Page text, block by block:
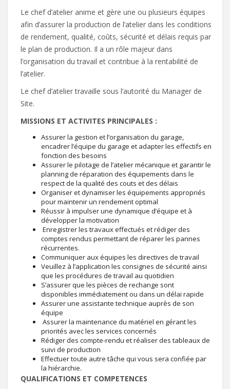
Le chef d’atelier anime et gère une ou plusieurs équipes
afin d’assurer la production de l’atelier dans les conditions
de rendement, qualité, coûts, sécurité et délais requis par
le plan de production. Il a un rôle majeur dans
l’organisation du travail et contribue à la rentabilité de
l’atelier.
Le chef d’atelier travaille sous l’autorité du Manager de
Site.
MISSIONS ET ACTIVITES PRINCIPALES :
Assurer la gestion et l’organisation du garage,
encadrer l’équipe du garage et adapter les effectifs en
fonction des besoins
Assurer le pilotage de l’atelier mécanique et garantir le
planning de réparation des équipements dans le
respect de la qualité des couts et des délais
Organiser et dynamiser les équipements appropriés
pour maintenir un rendement optimal
Réussir à impulser une dynamique d’équipe et à
développer la motivation
Enregistrer les travaux effectués et rédiger des
comptes rendus permettant de réparer les pannes
récurrentes.
Communiquer aux équipes les directives de travail
Veuillez à l’application les consignes de sécurité ainsi
que les procédures de travail au quotidien
S’assurer que les pièces de rechange sont
disponibles immédiatement ou dans un délai rapide
Assurer une assistante technique auprès de son
équipe
Assurer la maintenance du matériel en gérant les
priorités avec les services concernés
Rédiger des compte-rendu et réaliser des tableaux de
suivi de production
Effectuer toute autre tâche qui vous sera confiée par
la hiérarchie.
QUALIFICATIONS ET COMPETENCES